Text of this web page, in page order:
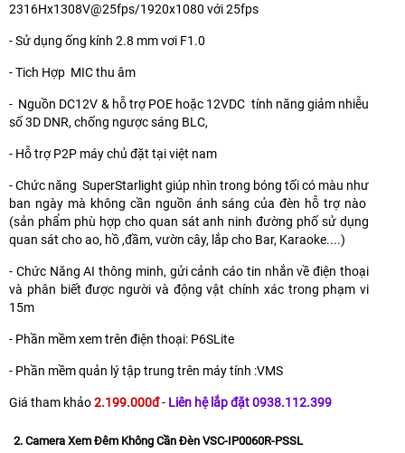
2316Hx1308V@25fps/1920x1080 với 25fps
- Sử dụng ống kính 2.8 mm vơi F1.0
- Tich Hợp MIC thu âm
- Nguồn DC12V & hỗ trợ POE hoặc 12VDC tính năng giảm nhiễu
số 3D DNR, chống ngược sáng BLC,
- Hỗ trợ P2P máy chủ đặt tại việt nam
- Chức năng SuperStarlight giúp nhìn trong bóng tối có màu như
ban ngày mà không cần nguồn ánh sáng của đèn hỗ trợ nào
(sản phẩm phù hợp cho quan sát anh ninh đường phố sử dụng
quan sát cho ao, hồ ,đầm, vườn cây, lắp cho Bar, Karaoke....)
- Chức Năng AI thông minh, gửi cảnh cáo tin nhắn về điện thoại
và phân biết được người và động vật chính xác trong phạm vi
15m
- Phần mềm xem trên điện thoại: P6SLite
- Phần mềm quản lý tập trung trên máy tính :VMS
Giá tham khảo2.199.000đ- Liên hệ lắp đặt 0938.112.399
2. Camera Xem Đêm Không Cần Đèn VSC-IP0060R-PSSL